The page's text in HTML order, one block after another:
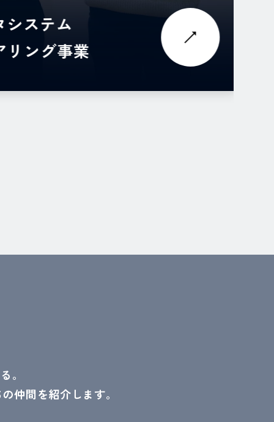
ステム
リング事業
。
仲間を紹介します。